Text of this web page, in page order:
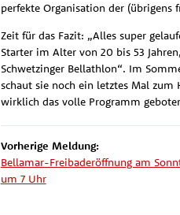
perfekte Organisation der (übrigens
Zeit für das Fazit: „Alles super
Starter im Alter von 20 bis 53
Schwetzinger Bellathlon“. Im
schaut sie noch ein letztes Mal zum
wirklich das volle Programm
Vorherige Meldung:
Bellamar-Freibaderöffnung am
um 7 Uhr